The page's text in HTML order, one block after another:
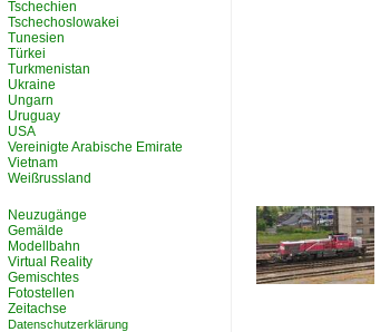
Tschechien
Tschechoslowakei
Tunesien
Türkei
Turkmenistan
Ukraine
Ungarn
Uruguay
USA
Vereinigte Arabische Emirate
Vietnam
Weißrussland
Neuzugänge
Gemälde
Modellbahn
Virtual Reality
Gemischtes
Fotostellen
Zeitachse
Datenschutzerklärung